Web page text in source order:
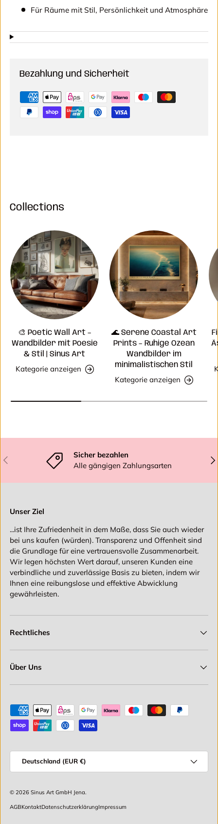
Für Räume mit Stil, Persönlichkeit und Atmosphäre
Bezahlung und Sicherheit
Collections
🎨 Poetic Wall Art –
Wandbilder mit Poesie
& Stil | Sinus Art
Kategorie anzeigen
🌊 Serene Coastal Art
Prints – Ruhige Ozean
Wandbilder im
minimalistischen Stil
Kategorie anzeigen
Vorherige
Sicher bezahlen
Alle gängigen Zahlungsarten
Unser Ziel
...ist Ihre Zufriedenheit in dem Maße, dass Sie auch wieder
bei uns kaufen (würden). Transparenz und Offenheit sind
die Grundlage für eine vertrauensvolle Zusammenarbeit.
Wir legen höchsten Wert darauf, unseren Kunden eine
verbindliche und zuverlässige Basis zu bieten, indem wir
Ihnen eine reibungslose und effektive Abwicklung
gewährleisten.
Rechtliches
Über Uns
Zahlungsmethoden
Deutschland (EUR €)
© 2026 Sinus Art GmbH Jena.
AGBKontaktDatenschutzerklärungImpressum